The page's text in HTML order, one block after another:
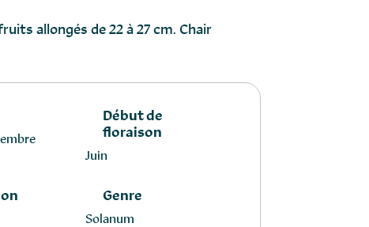
allongés de 22 à 27 cm. Chair
Début de
floraison
Juin
Genre
Solanum